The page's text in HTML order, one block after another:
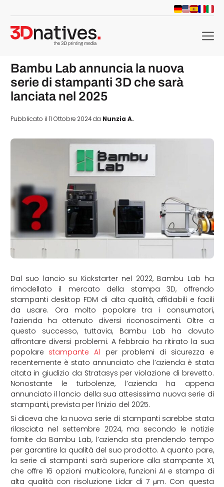
menu
Bambu Lab annuncia la nuova
serie di stampanti 3D che sarà
lanciata nel 2025
Pubblicato il 11 Ottobre 2024 da Nunzia A.
Dal suo lancio su Kickstarter nel 2022, Bambu Lab ha
rimodellato il mercato della stampa 3D, offrendo
stampanti desktop FDM di alta qualità, affidabili e facili
da usare. Ora molto popolare tra i consumatori,
l’azienda ha ottenuto diversi riconoscimenti. Oltre a
questo successo, tuttavia, Bambu Lab ha dovuto
affrontare diversi problemi. A febbraio ha ritirato la sua
popolare stampante A1 per problemi di sicurezza e
recentemente è stato annunciato che l’azienda è stata
citata in giudizio da Stratasys per violazione di brevetto.
Nonostante le turbolenze, l’azienda ha appena
annunciato il lancio della sua attesissima nuova serie di
stampanti, prevista per l’inizio del 2025.
Si diceva che la nuova serie di stampanti sarebbe stata
rilasciata nel settembre 2024, ma secondo le notizie
fornite da Bambu Lab, l’azienda sta prendendo tempo
per garantire la qualità del suo prodotto. A quanto pare,
la serie di stampanti sarà superiore alla stampante X1,
che offre 16 opzioni multicolore, funzioni AI e stampa di
alta qualità con risoluzione Lidar di 7 μm. Con questa